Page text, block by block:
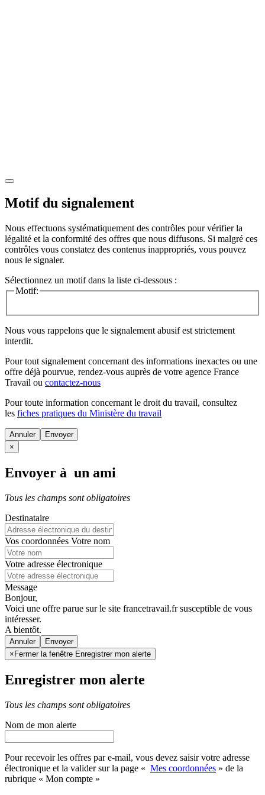
Motif du signalement
Nous effectuons systématiquement des contrôles pour vérifier la
légalité et la conformité des offres que nous diffusons. Si malgré ces
contrôles vous constatez des contenus inappropriés, vous pouvez
nous le signaler.
Sélectionnez un motif dans la liste ci-dessous :
Motif:
Nous vous rappelons que le signalement abusif est strictement
interdit.
Pour tout signalement concernant des informations inexactes ou une
offre déjà pourvue, rendez-vous auprès de votre agence France
Travail ou contactez-nous
Pour toute information concernant le droit du travail, consultez
les fiches pratiques du Ministère du travail
Annuler
×
Envoyer à un ami
Tous les champs sont obligatoires
Destinataire
Vos coordonnées Votre nom
Votre adresse électronique
Message
Bonjour,
Voici une offre parue sur le site francetravail.fr susceptible de vous
intéresser.
A bientôt.
Annuler
× Fermer la fenêtre Enregistrer mon alerte
Enregistrer mon alerte
Tous les champs sont obligatoires
Nom de mon alerte
Pour recevoir les offres par e-mail, vous devez saisir votre adresse
électronique et la valider sur la page « Mes coordonnées » de la
rubrique « Mon compte »